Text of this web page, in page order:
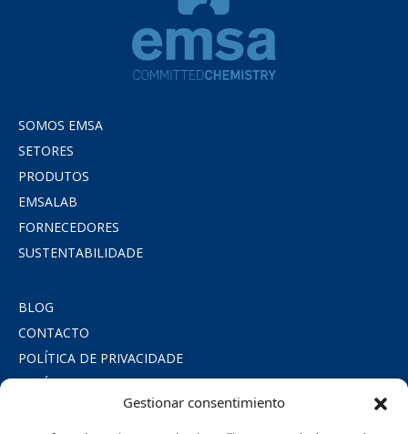
Gestionar consentimiento
SOMOS EMSA
SETORES
PRODUTOS
EMSALAB
FORNECEDORES
SUSTENTABILIDADE
BLOG
CONTACTO
POLÍTICA DE PRIVACIDADE
POLÍTICA DE COOKIES